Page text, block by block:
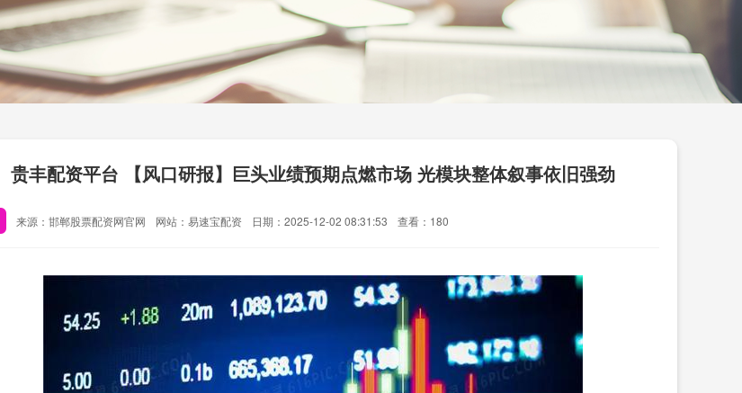
贵丰配资平台 【风口研报】巨头业绩预期点燃市场 光模块整体叙事依旧强劲
来源：邯郸股票配资网官网 网站：易速宝配资 日期：2025-12-02 08:31:53 查看：180